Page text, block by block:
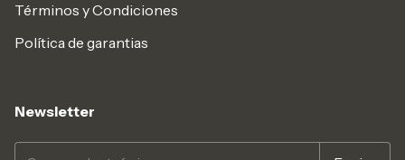
Términos y Condiciones
Política de garantias
Newsletter